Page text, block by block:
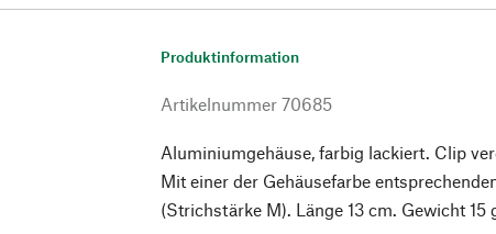
Produktinformation
Artikelnummer 70685
Aluminiumgehäuse, farbig lackiert. Clip
Mit einer der Gehäusefarbe
(Strichstärke M). Länge 13 cm. Gewicht 15